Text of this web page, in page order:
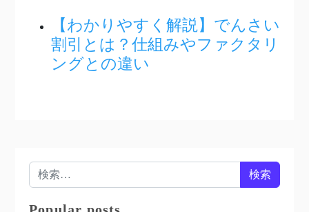
【わかりやすく解説】でんさい
割引とは？仕組みやファクタリ
ングとの違い
検索: